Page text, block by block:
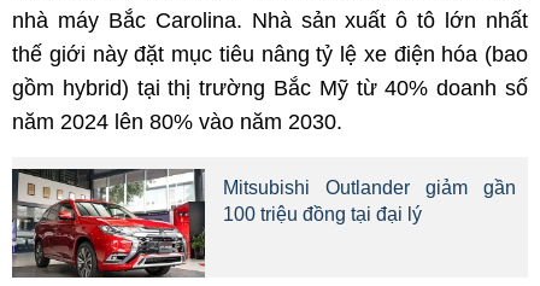
nhà máy Bắc Carolina. Nhà sản xuất ô tô lớn nhất
thế giới này đặt mục tiêu nâng tỷ lệ xe điện hóa (bao
gồm hybrid) tại thị trường Bắc Mỹ từ 40% doanh số
năm 2024 lên 80% vào năm 2030.
Mitsubishi Outlander giảm gần
100 triệu đồng tại đại lý